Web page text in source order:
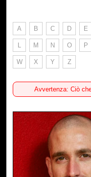
A B C D E
L M N O P
W X Y Z
Avvertenza: Ciò